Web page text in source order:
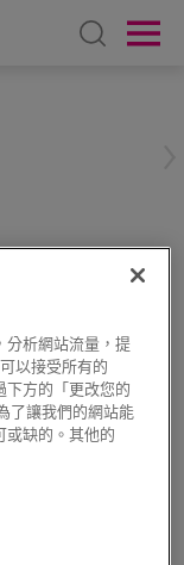
Open
分析網站流量，提
以接受所有的
下方的「更改您的
了讓我們的網站能
或缺的。其他的